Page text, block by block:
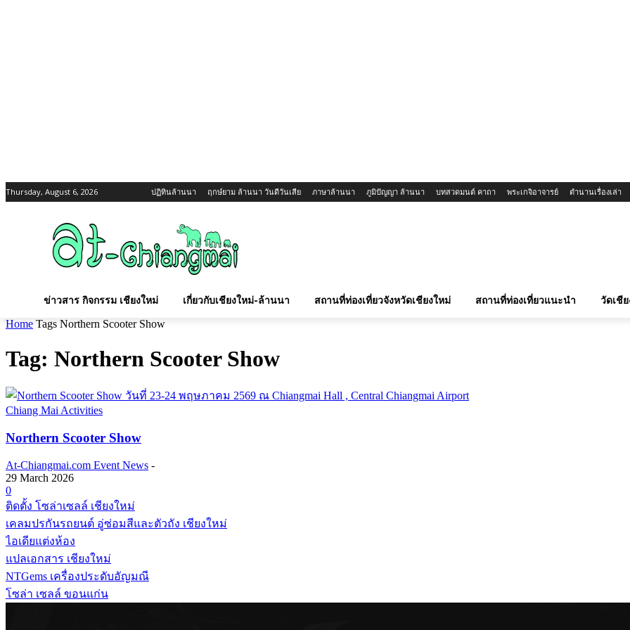
Thursday, August 6, 2026 ปฏิทินล้านนา ฤกษ์ยาม ล้านนา วันดีวันเสีย ภาษาล้านนา ภูมิปัญญา ล้านนา บทสวดมนต์ คาถา พระเกจิอาจารย์ ตำนานเรื่องเล่า
ข่าวสาร กิจกรรม เชียงใหม่ เกี่ยวกับเชียงใหม่-ล้านนา สถานที่ท่องเที่ยวจังหวัดเชียงใหม่ สถานที่ท่องเที่ยวแนะนำ วัดเชี
Home Tags Northern Scooter Show
Tag: Northern Scooter Show
Chiang Mai Activities
Northern Scooter Show
At-Chiangmai.com Event News -
29 March 2026
0
ติดตั้ง โซล่าเซลล์ เชียงใหม่
เคลมปรกันรถยนต์ อู่ซ่อมสีและตัวถัง เชียงใหม่
ไอเดียแต่งห้อง
แปลเอกสาร เชียงใหม่
NTGems เครื่องประดับอัญมณี
โซล่า เซลล์ ขอนแก่น